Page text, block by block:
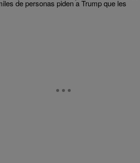
de personas piden a Trump que les